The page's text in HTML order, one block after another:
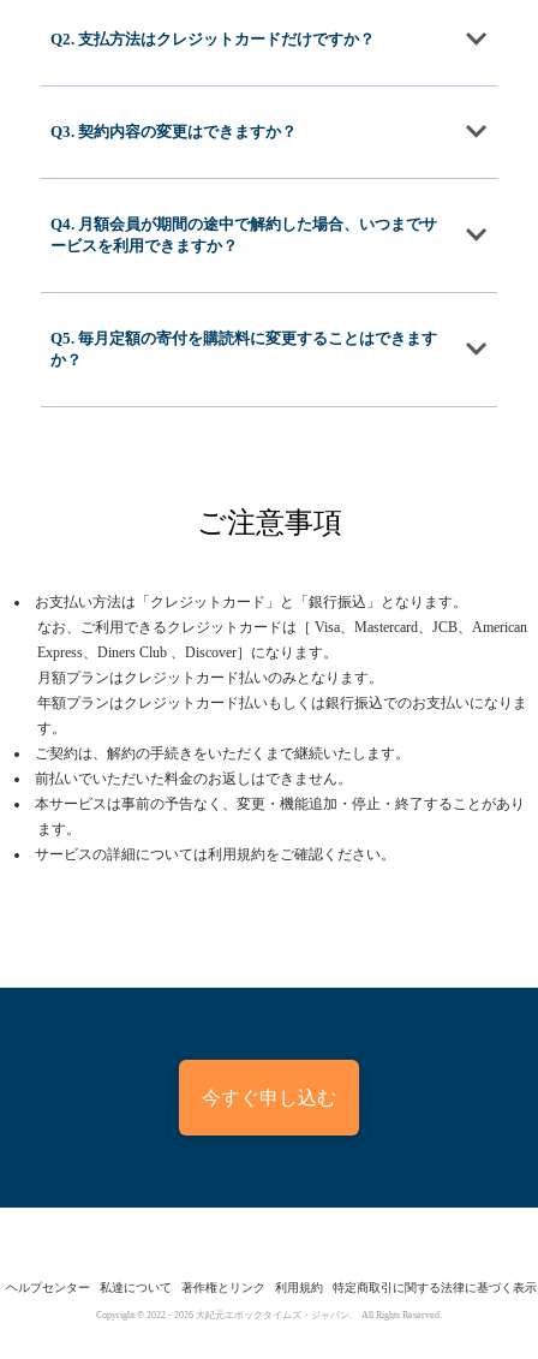
Q2. 支払方法はクレジットカードだけですか？
Q3. 契約内容の変更はできますか？
Q4. 月額会員が期間の途中で解約した場合、いつまでサ
ービスを利用できますか？
Q5. 毎月定額の寄付を購読料に変更することはできます
か？
ご注意事項
お支払い方法は「クレジットカード」と「銀行振込」となります。
なお、ご利用できるクレジットカードは［ Visa、Mastercard、JCB、American
Express、Diners Club 、Discover］になります。
月額プランはクレジットカード払いのみとなります。
年額プランはクレジットカード払いもしくは銀行振込でのお支払いになりま
す。
ご契約は、解約の手続きをいただくまで継続いたします。
前払いでいただいた料金のお返しはできません。
本サービスは事前の予告なく、変更・機能追加・停止・終了することがあり
ます。
サービスの詳細については利用規約をご確認ください。
今すぐ申し込む
ヘルプセンター 私達について 著作権とリンク 利用規約 特定商取引に関する法律に基づく表示
Copyright © 2022 - 2026 大紀元エポックタイムズ・ジャパン. All Rights Reserved.